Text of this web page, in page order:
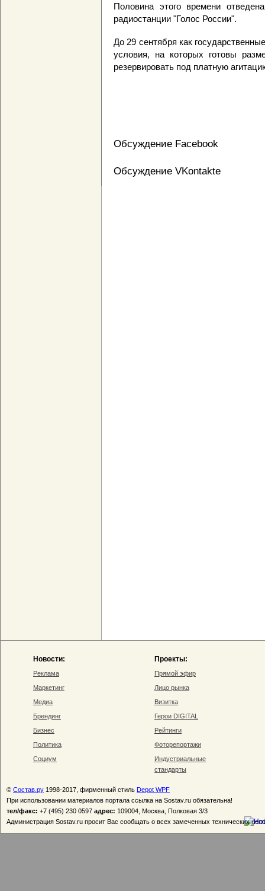
Половина этого времени
радиостанции "Голос России".
До 29 сентября как
условия, на которых готовы
резервировать под платную
Обсуждение Facebook
Обсуждение VKontakte
Новости:
Реклама
Маркетинг
Медиа
Брендинг
Бизнес
Политика
Социум
Проекты:
Прямой эфир
Лицо рынка
Визитка
Герои DIGITAL
Рейтинги
Фоторепортажи
Индустриальные
стандарты
© Состав.ру 1998-2017, фирменный стиль Depot WPF
При использовании материалов портала ссылка на Sostav.ru обязательна!
тел/факс: +7 (495) 230 0597 адрес: 109004, Москва, Полковая 3/3
Администрация Sostav.ru просит Вас сообщать о всех замеченных технических